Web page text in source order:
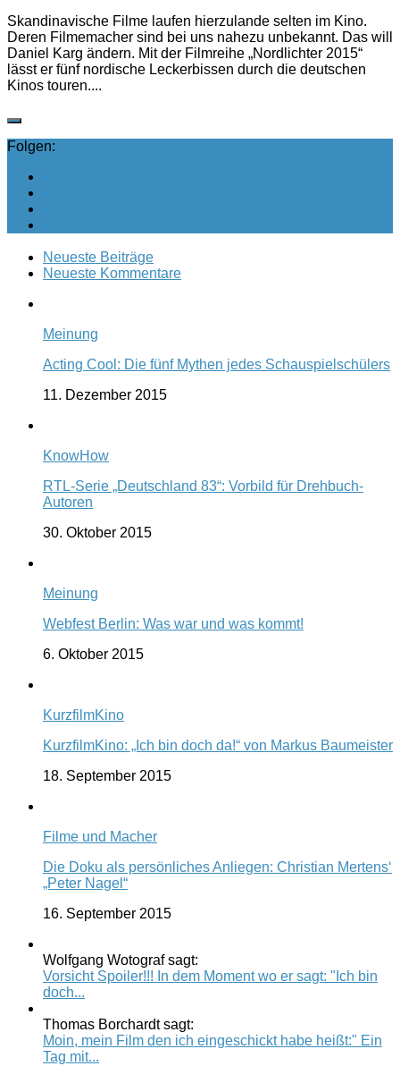
Skandinavische Filme laufen hierzulande selten im Kino.
Deren Filmemacher sind bei uns nahezu unbekannt. Das will
Daniel Karg ändern. Mit der Filmreihe „Nordlichter 2015“
lässt er fünf nordische Leckerbissen durch die deutschen
Kinos touren....
Folgen:
Neueste Beiträge
Neueste Kommentare
Meinung
Acting Cool: Die fünf Mythen jedes Schauspielschülers
11. Dezember 2015
KnowHow
RTL-Serie „Deutschland 83“: Vorbild für Drehbuch-
Autoren
30. Oktober 2015
Meinung
Webfest Berlin: Was war und was kommt!
6. Oktober 2015
KurzfilmKino
KurzfilmKino: „Ich bin doch da!“ von Markus Baumeister
18. September 2015
Filme und Macher
Die Doku als persönliches Anliegen: Christian Mertens‘
„Peter Nagel“
16. September 2015
Wolfgang Wotograf sagt:
Vorsicht Spoiler!!! In dem Moment wo er sagt: "Ich bin
doch...
Thomas Borchardt sagt:
Moin, mein Film den ich eingeschickt habe heißt:" Ein
Tag mit...